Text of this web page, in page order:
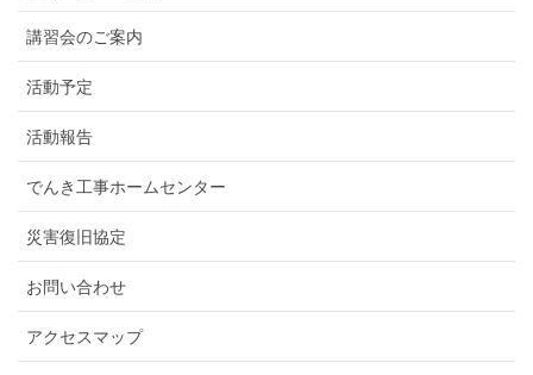
講習会のご案内
活動予定
活動報告
でんき工事ホームセンター
災害復旧協定
お問い合わせ
アクセスマップ